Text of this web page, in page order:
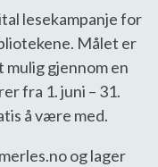
lesekampanje for
Målet er
mulig gjennom en
fra 1. juni – 31.
å være med.
og lager